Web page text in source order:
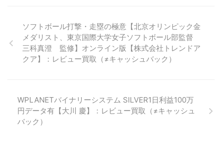
ソフトボール打撃・走塁の極意【北京オリンピック金
メダリスト、東京国際大学女子ソフトボール部監督
三科真澄 監修】オンライン版【株式会社トレンドア
クア】：レビュー買取（≠キャッシュバック）
WPLANETバイナリーシステム SILVER1日利益100万
円データ有【大川 慶】：レビュー買取（≠キャッシュ
バック）